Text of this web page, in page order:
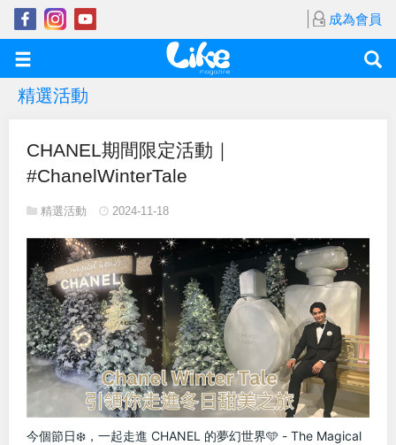
成為會員
精選活動
CHANEL期間限定活動｜
#ChanelWinterTale
精選活動 2024-11-18
今個節日❄️，一起走進 CHANEL 的夢幻世界🩵 - The Magical